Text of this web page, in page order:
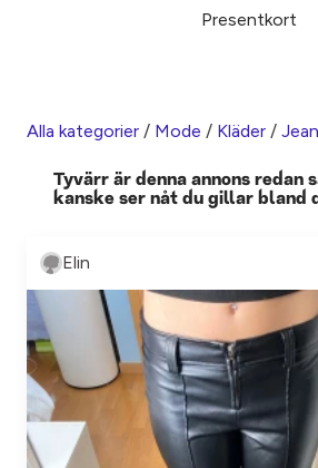
Presentkort
Alla kategorier / Mode / Kläder /
Tyvärr är denna annons redan
kanske ser nåt du gillar bland
Elin